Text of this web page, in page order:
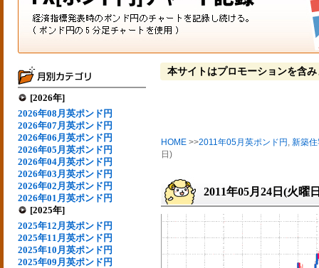
[2026年]
2026年08月英ポンド円
2026年07月英ポンド円
2026年06月英ポンド円
2026年05月英ポンド円
2026年04月英ポンド円
2026年03月英ポンド円
2026年02月英ポンド円
2026年01月英ポンド円
[2025年]
2025年12月英ポンド円
2025年11月英ポンド円
2025年10月英ポンド円
2025年09月英ポンド円
本サイトはプロモーションを含み
HOME >>2011年05月英ポンド円 , 新築
日)
2011年05月24日(火曜